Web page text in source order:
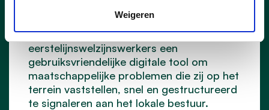
Weigeren
sociale organisaties sterker wil
ondersteunen. Het project geeft
eerstelijnswelzijnswerkers een
gebruiksvriendelijke digitale tool om
maatschappelijke problemen die zij op het
terrein vaststellen, snel en gestructureerd
te signaleren aan het lokale bestuur.